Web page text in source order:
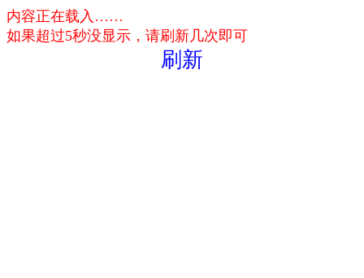
内容正在载入……
如果超过5秒没显示，请刷新几次即可
刷新